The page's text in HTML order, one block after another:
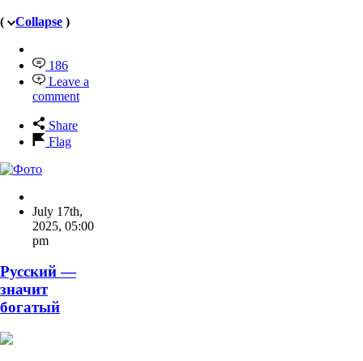
( Collapse )
186
Leave a
comment
Share
Flag
July 17th,
2025, 05:00
pm
Русский —
значит
богатый